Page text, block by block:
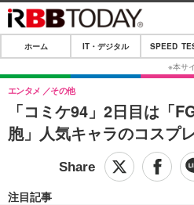
ホーム
IT・デジタル
IT・デジタルTOP
ショッピング
SPEED TEST
エンタメTOP
ホーム IT・デジタル SPEED
「コミケ94」2日目は「
胞」人気キャラのコスプ
エンタメ その他
注目記事